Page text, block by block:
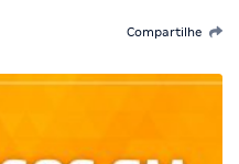
Compartilhe